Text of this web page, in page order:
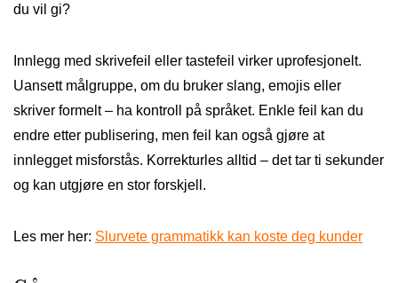
du vil gi?
Innlegg med skrivefeil eller tastefeil virker uprofesjonelt.
Uansett målgruppe, om du bruker slang, emojis eller
skriver formelt – ha kontroll på språket. Enkle feil kan du
endre etter publisering, men feil kan også gjøre at
innlegget misforstås. Korrekturles alltid – det tar ti sekunder
og kan utgjøre en stor forskjell.
Les mer her: Slurvete grammatikk kan koste deg kunder